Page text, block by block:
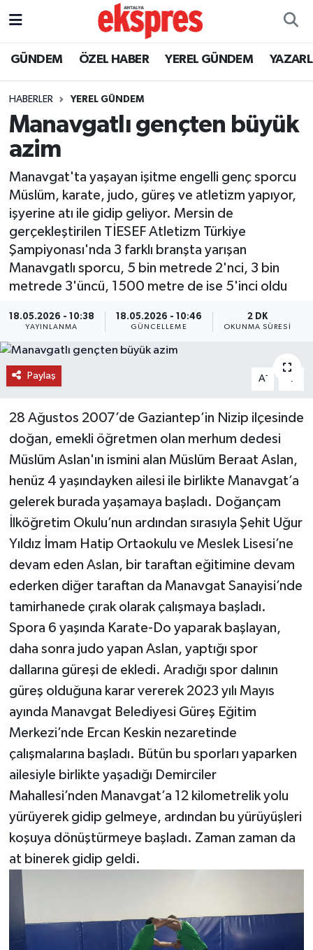
GÜNDEM ÖZEL HABER YEREL GÜNDEM
HABERLER YEREL GÜNDEM
Manavgatlı gençten büyük
azim
Manavgat'ta yaşayan işitme engelli genç sporcu
Müslüm, karate, judo, güreş ve atletizm yapıyor,
işyerine atı ile gidip geliyor. Mersin de
gerçekleştirilen TİESEF Atletizm Türkiye
Şampiyonası'nda 3 farklı branşta yarışan
Manavgatlı sporcu, 5 bin metrede 2'nci, 3 bin
metrede 3'üncü, 1500 metre de ise 5'inci oldu
18.05.2026 - 10:38
YAYINLANMA
18.05.2026 - 10:46
GÜNCELLEME
2 DK
OKUNMA SÜRESI
Paylaş A- A
28 Ağustos 2007’de Gaziantep’in Nizip ilçesinde
doğan, emekli öğretmen olan merhum dedesi
Müslüm Aslan'ın ismini alan Müslüm Beraat Aslan,
henüz 4 yaşındayken ailesi ile birlikte Manavgat’a
gelerek burada yaşamaya başladı. Doğançam
İlköğretim Okulu’nun ardından sırasıyla Şehit Uğur
Yıldız İmam Hatip Ortaokulu ve Meslek Lisesi’ne
devam eden Aslan, bir taraftan eğitimine devam
ederken diğer taraftan da Manavgat Sanayisi’nde
tamirhanede çırak olarak çalışmaya başladı.
Spora 6 yaşında Karate-Do yaparak başlayan,
daha sonra judo yapan Aslan, yaptığı spor
dallarına güreşi de ekledi. Aradığı spor dalının
güreş olduğuna karar vererek 2023 yılı Mayıs
ayında Manavgat Belediyesi Güreş Eğitim
Merkezi’nde Ercan Keskin nezaretinde
çalışmalarına başladı. Bütün bu sporları yaparken
ailesiyle birlikte yaşadığı Demirciler
Mahallesi’nden Manavgat’a 12 kilometrelik yolu
yürüyerek gidip gelmeye, ardından bu yürüyüşleri
koşuya dönüştürmeye başladı. Zaman zaman da
at binerek gidip geldi.
ÖZEL HABER
YEREL GÜNDEM
EKONOMİ
KÜLTÜR - SANAT
SPOR
SİYASET
EĞİTİM
TURİZM
RÖPORTAJ
VİDEO HABERLER
YAZARLAR
MAGAZİN
Nöbetçi Eczaneler
Trafik Durumu
Süper Lig Puan Durumu ve Fikstür
Tüm Manşetler
Son Dakika Haberleri
Haber Arşivi